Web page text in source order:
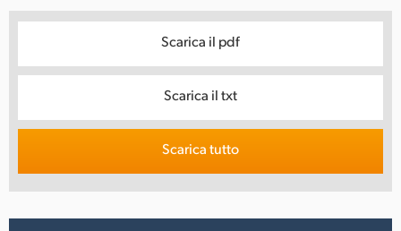
Scarica il pdf
Scarica il txt
Scarica tutto